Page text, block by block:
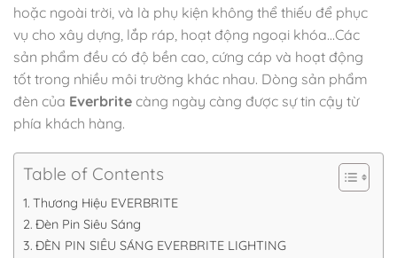
hoặc ngoài trời, và là phụ kiện không thể thiếu để phục
vụ cho xây dựng, lắp ráp, hoạt động ngoại khóa…Các
sản phẩm đều có độ bền cao, cứng cáp và hoạt động
tốt trong nhiều môi trường khác nhau. Dòng sản phẩm
đèn của Everbrite càng ngày càng được sự tin cậy từ
phía khách hàng.
Table of Contents
Thương Hiệu EVERBRITE
Đèn Pin Siêu Sáng
ĐÈN PIN SIÊU SÁNG EVERBRITE LIGHTING